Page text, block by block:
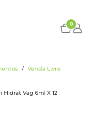
0
Venda Livre
Hidrat Vag 6ml X 12